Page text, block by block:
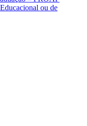
ou de